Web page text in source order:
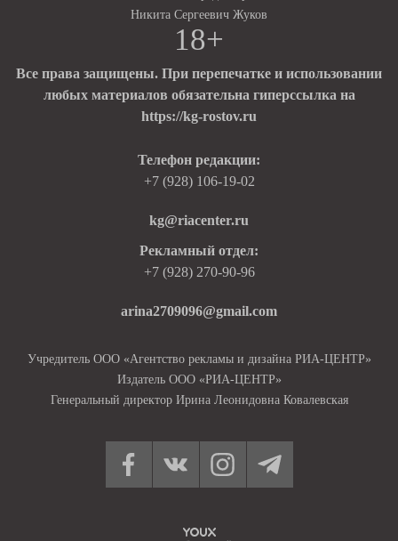
Никита Сергеевич Жуков
18+
Все права защищены. При перепечатке и использовании
любых материалов обязательна гиперссылка на
https://kg-rostov.ru
Телефон редакции:
+7 (928) 106-19-02
kg@riacenter.ru
Рекламный отдел:
+7 (928) 270-90-96
arina2709096@gmail.com
Учредитель ООО «Агентство рекламы и дизайна РИА-ЦЕНТР»
Издатель ООО «РИА-ЦЕНТР»
Генеральный директор Ирина Леонидовна Ковалевская